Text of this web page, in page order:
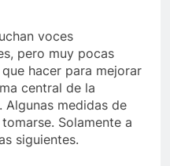
voces
pero muy pocas
hacer para mejorar
central de la
Algunas medidas de
Solamente a
siguientes.